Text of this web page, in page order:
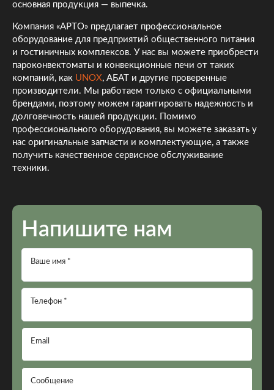
основная продукция — выпечка.
Компания «АРТО» предлагает профессиональное
оборудование для предприятий общественного питания
и гостиничных комплексов. У нас вы можете приобрести
пароконвектоматы и конвекционные печи от таких
компаний, как UNOX, АБАТ и другие проверенные
производители. Мы работаем только с официальными
брендами, поэтому можем гарантировать надежность и
долговечность нашей продукции. Помимо
профессионального оборудования, вы можете заказать у
нас оригинальные запчасти и комплектующие, а также
получить качественное сервисное обслуживание
техники.
Напишите нам
Ваше имя *
Телефон *
Email
Сообщение